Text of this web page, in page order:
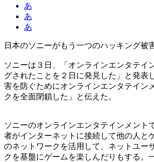
あ
あ
あ
日本のソニーがもう一つのハッキング被
ソニーは３日、「オンラインエンタテイ
グされたことを２日に発見した」と発表
害を防ぐためにオンラインエンタテイン
クを全面閉鎖した」と伝えた。
ソニーのオンラインエンタテインメント
者がインターネットに接続して他の人と
のネットワークを活用して、ネットユー
クを基盤にゲームを楽しんだりもする。